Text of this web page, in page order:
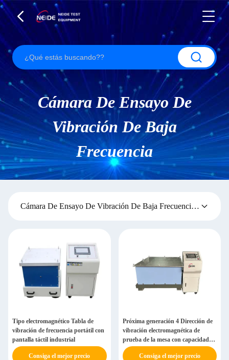
Cámara De Ensayo De
Vibración De Baja
Frecuencia
Cámara De Ensayo De Vibración De Baja Frecuencia(4)
Tipo electromagnético Tabla de
vibración de frecuencia portátil con
pantalla táctil industrial
Consiga el mejor precio
Próxima generación 4 Dirección de
vibración electromagnética de
prueba de la mesa con capacidades
de múltiples ejes
Consiga el mejor precio